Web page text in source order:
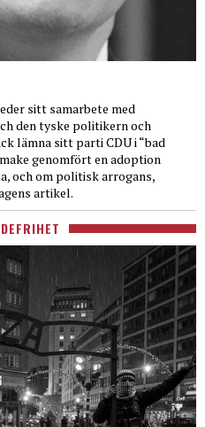
sitt samarbete med
den tyske politikern och
lämna sitt parti CDU i “bad
genomfört en adoption
och om politisk arrogans,
artikel.